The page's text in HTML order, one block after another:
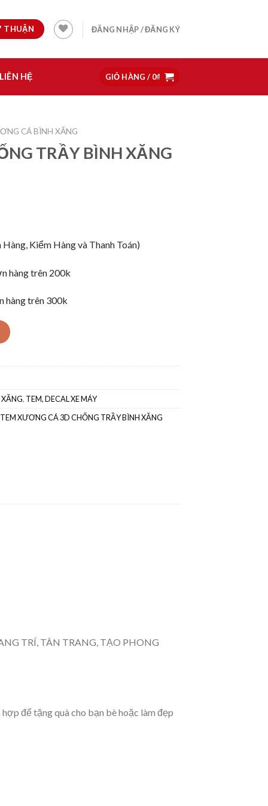
THUẬN ĐĂNG NHẬP / ĐĂNG KÝ
HỆ GIỎ HÀNG / 0₫
CÁ BÌNH XĂNG
TRẦY BÌNH XĂNG
Kiểm Hàng và Thanh Toán)
hàng trên 200k
hàng trên 300k
, TEM, DECAL XE MÁY
TEM XƯƠNG CÁ 3D CHỐNG TRẦY BÌNH XĂNG
TRÍ, TÂN TRANG, TẠO PHONG
để tặng quà cho bạn bè hoặc làm đẹp